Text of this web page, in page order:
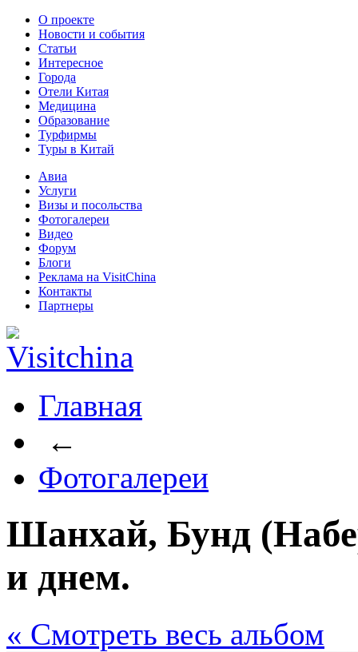
О проекте
Новости и события
Статьи
Интересное
Города
Отели Китая
Медицина
Образование
Турфирмы
Туры в Китай
Авиа
Услуги
Визы и посольства
Фотогалереи
Видео
Форум
Блоги
Реклама на VisitChina
Контакты
Партнеры
Главная
←
Фотогалереи
Шанхай, Бунд
и днем.
« Cмотреть весь альбом